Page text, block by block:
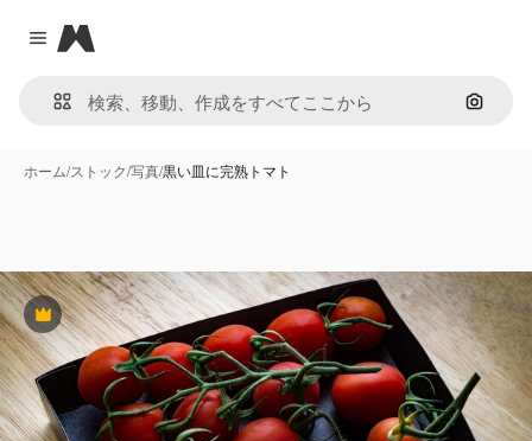
Close menu
Magnific
画像で
ホーム/ストック/写真/黒い皿に完熟トマト
Premium